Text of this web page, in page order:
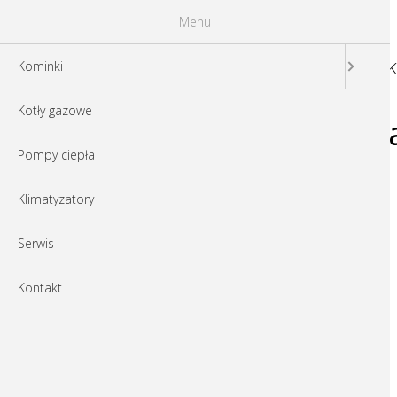
Menu
Kominki
Kotły gazowe
Pompy ciepła
Klimatyzatory
Serwis
Kontakt